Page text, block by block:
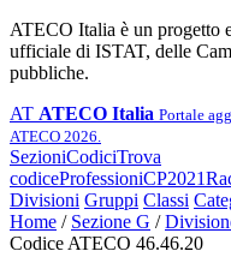
ATECO Italia è un progetto
ufficiale di ISTAT, delle
pubbliche.
AT ATECO Italia Portale
ATECO 2026.
SezioniCodiciTrova
codiceProfessioniCP2021
Divisioni Gruppi Classi
Home / Sezione G /
Codice ATECO 46.46.20